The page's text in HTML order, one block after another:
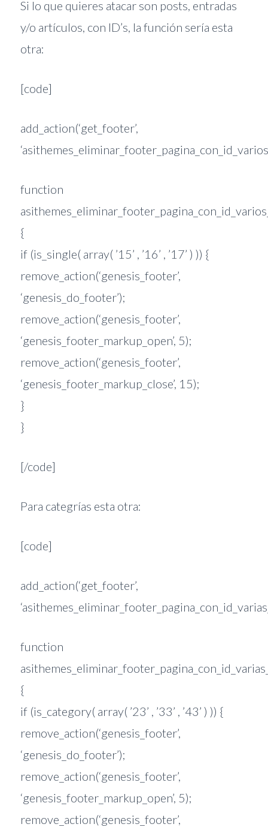
Si lo que quieres atacar son posts, entradas
y/o artículos, con ID’s, la función sería esta
otra:
[code]
add_action(‘get_footer’,
function
{
if (is_single( array( ’15’ , ’16’ , ’17’ ) )) {
remove_action(‘genesis_footer’,
‘genesis_do_footer’);
remove_action(‘genesis_footer’,
‘genesis_footer_markup_open’, 5);
remove_action(‘genesis_footer’,
‘genesis_footer_markup_close’, 15);
}
}
[/code]
Para categrías esta otra:
[code]
add_action(‘get_footer’,
function
{
if (is_category( array( ’23’ , ’33’ , ’43’ ) )) {
remove_action(‘genesis_footer’,
‘genesis_do_footer’);
remove_action(‘genesis_footer’,
‘genesis_footer_markup_open’, 5);
remove_action(‘genesis_footer’,